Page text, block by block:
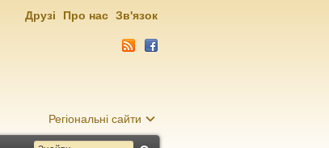
Регіональні сайти
Друзі Про нас Зв'язок